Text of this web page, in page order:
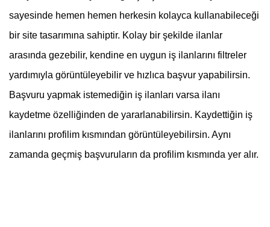
sayesinde hemen hemen herkesin kolayca kullanabileceği
bir site tasarımına sahiptir. Kolay bir şekilde ilanlar
arasında gezebilir, kendine en uygun iş ilanlarını filtreler
yardımıyla görüntüleyebilir ve hızlıca başvur yapabilirsin.
Başvuru yapmak istemediğin iş ilanları varsa ilanı
kaydetme özelliğinden de yararlanabilirsin. Kaydettiğin iş
ilanlarını profilim kısmından görüntüleyebilirsin. Aynı
zamanda geçmiş başvuruların da profilim kısmında yer alır.